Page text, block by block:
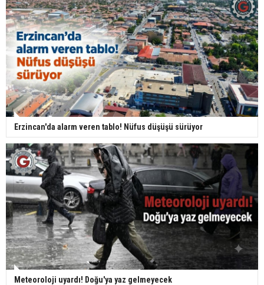
Erzincan'da alarm veren tablo! Nüfus düşüşü sürüyor
Meteoroloji uyardı! Doğu'ya yaz gelmeyecek